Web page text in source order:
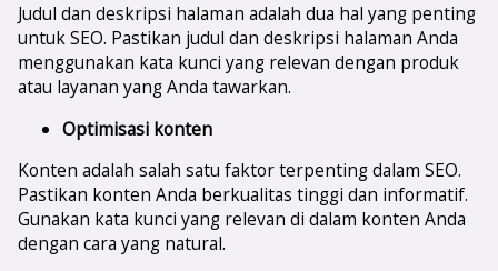
Judul dan deskripsi halaman adalah dua hal yang penting
untuk SEO. Pastikan judul dan deskripsi halaman Anda
menggunakan kata kunci yang relevan dengan produk
atau layanan yang Anda tawarkan.
Optimisasi konten
Konten adalah salah satu faktor terpenting dalam SEO.
Pastikan konten Anda berkualitas tinggi dan informatif.
Gunakan kata kunci yang relevan di dalam konten Anda
dengan cara yang natural.